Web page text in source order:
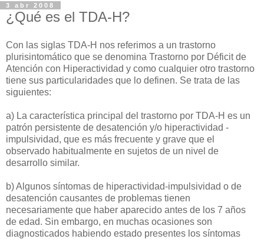
3 abr 2008
¿Qué es el TDA-H?
Con las siglas TDA-H nos referimos a un trastorno
plurisintomático que se denomina Trastorno por Déficit de
Atención con Hiperactividad y como cualquier otro trastorno
tiene sus particularidades que lo definen. Se trata de las
siguientes:
a) La característica principal del trastorno por TDA-H es un
patrón persistente de desatención y/o hiperactividad -
impulsividad, que es más frecuente y grave que el
observado habitualmente en sujetos de un nivel de
desarrollo similar.
b) Algunos síntomas de hiperactividad-impulsividad o de
desatención causantes de problemas tienen
necesariamente que haber aparecido antes de los 7 años
de edad. Sin embargo, en muchas ocasiones son
diagnosticados habiendo estado presentes los síntomas